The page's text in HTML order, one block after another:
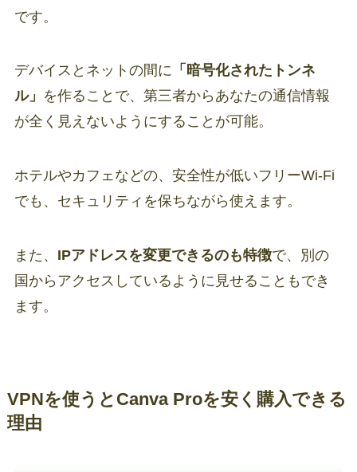
です。
デバイスとネットの間に 「暗号化されたトンネ
ル」 を作ることで、第三者からあなたの通信情報
が全く見えないようにすることが可能。
ホテルやカフェなどの、安全性が低いフリーWi-Fi
でも、セキュリティを保ちながら使えます。
また、 IPアドレスを変更できるのも特徴で、別の
国からアクセスしているように見せることもでき
ます。
VPNを使うとCanva Proを安く購入できる
理由